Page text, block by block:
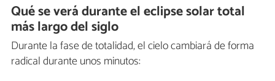
Qué se verá durante el eclipse solar total
más largo del siglo
Durante la fase de totalidad, el cielo cambiará de forma
radical durante unos minutos: